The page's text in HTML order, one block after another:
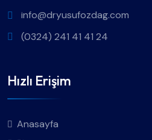
info@dryusufozdag.com
(0324) 241 41 41 24
Hızlı Erişim
Anasayfa